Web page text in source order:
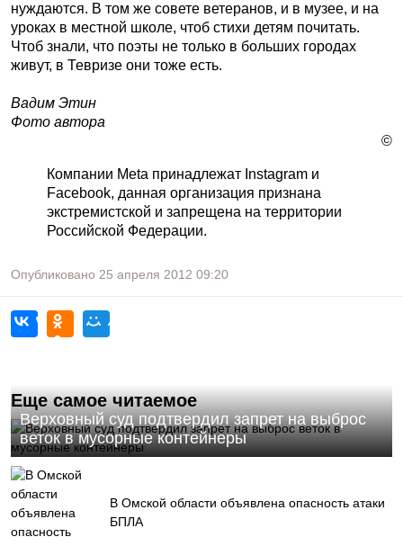
нуждаются. В том же совете ветеранов, и в музее, и на
уроках в местной школе, чтоб стихи детям почитать.
Чтоб знали, что поэты не только в больших городах
живут, в Тевризе они тоже есть.
Вадим Этин
Фото автора
©
Компании Meta принадлежат Instagram и
Facebook, данная организация признана
экстремистской и запрещена на территории
Российской Федерации.
Опубликовано 25 апреля 2012 09:20
Еще самое читаемое
Верховный суд подтвердил запрет на выброс
веток в мусорные контейнеры
В Омской области объявлена опасность атаки
БПЛА